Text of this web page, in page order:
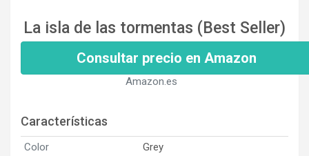
La isla de las tormentas (Best Seller)
Consultar precio en Amazon
Amazon.es
Características
Color
Grey